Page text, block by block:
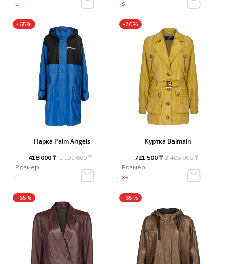
L S
-65%
Парка Palm Angels
418 000 ₸ 1 191 600 ₸
Размер
L
-70%
Куртка Balmain
721 500 ₸ 2 405 000 ₸
Размер
XS
-65% -65%